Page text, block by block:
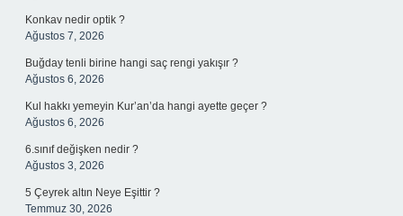
Konkav nedir optik ?
Ağustos 7, 2026
Buğday tenli birine hangi saç rengi yakışır ?
Ağustos 6, 2026
Kul hakkı yemeyin Kur’an’da hangi ayette geçer ?
Ağustos 6, 2026
6.sınıf değişken nedir ?
Ağustos 3, 2026
5 Çeyrek altın Neye Eşittir ?
Temmuz 30, 2026